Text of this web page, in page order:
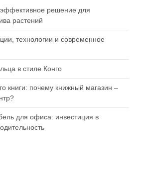
решение для
растений
технологии и современное
в стиле Конго
книги: почему книжный магазин –
для офиса: инвестиция в